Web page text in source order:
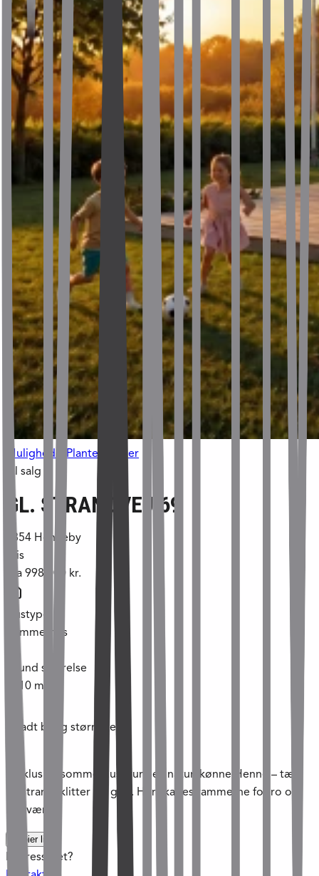
Muligheder
Plantegninger
Til salg
GL. STRANDVEJ 69
6854 Henneby
Pris
Fra 998.000 kr.
Hustype
Sommerhus
Grund størrelse
1310 m²
Tilladt bolig størrelse
Eksklusive sommerhusgrunde i naturskønne Henne – tæt
på strand, klitter og golf. Her skabes rammerne for ro og
nærvær.
Kopier link
Interesseret?